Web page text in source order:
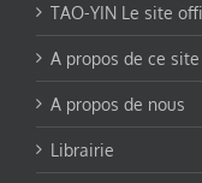
TAO-YIN Le site
A propos de ce site
A propos de nous
Librairie